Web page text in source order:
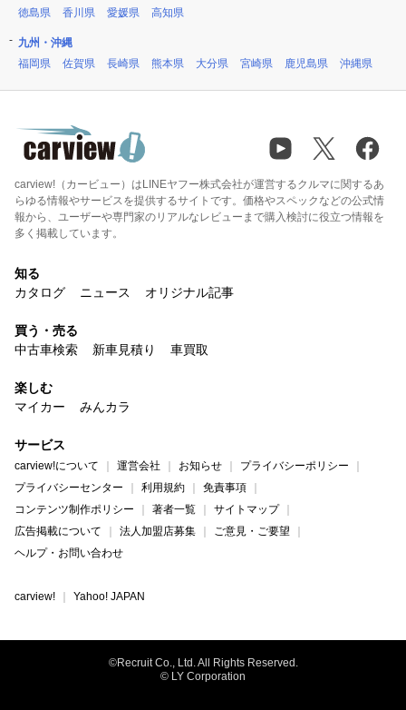
徳島県
香川県 愛媛県 高知県
九州・沖縄
福岡県
佐賀県 長崎県 熊本県 大分県 宮崎県 鹿児島県 沖縄県
carview!（カービュー）はLINEヤフー株式会社が運営するクルマに関するあ
らゆる情報やサービスを提供するサイトです。価格やスペックなどの公式情
報から、ユーザーや専門家のリアルなレビューまで購入検討に役立つ情報を
多く掲載しています。
知る
カタログ
ニュース オリジナル記事
買う・売る
中古車検索
新車見積り 車買取
楽しむ
マイカー
みんカラ
サービス
carview!について 運営会社 お知らせ
プライバシーポリシー
プライバシーセンター
利用規約
免責事項
コンテンツ制作ポリシー
著者一覧
サイトマップ
広告掲載について
法人加盟店募集
ご意見・ご要望
ヘルプ・お問い合わせ
carview! Yahoo! JAPAN
©Recruit Co., Ltd. All Rights Reserved.
© LY Corporation